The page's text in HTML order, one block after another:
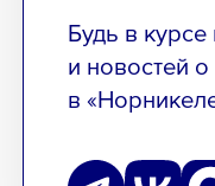
Будь в
и новостей
в